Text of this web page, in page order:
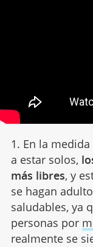
1. En la
a estar solos,
más libres, y
se hagan
saludables, ya
personas por
realmente se